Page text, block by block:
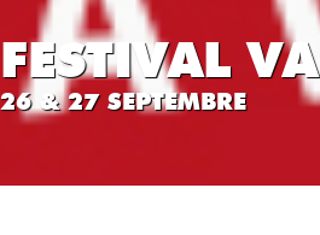
FESTIVAL
26 & 27 SEPTEMBRE